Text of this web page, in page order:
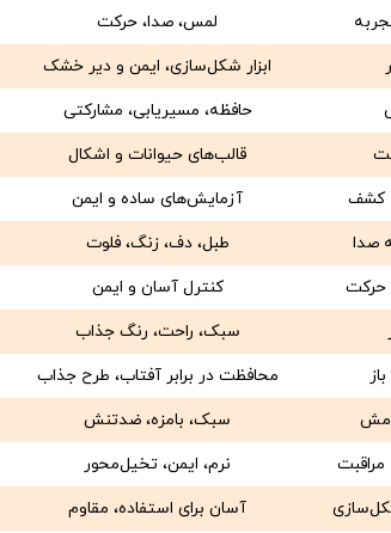
لمس، صدا، حرکت
ابزار شکل‌سازی، ایمن و دیر خشک
حافظه، مسیر‌یابی، مشارکتی
قالب‌های حیوانات و اشکال
آزمایش‌های ساده و ایمن کشف
طبل، دف، زنگ، فلوت صدا
کنترل آسان و ایمن حرکت
سبک، راحت، رنگ جذاب
محافظت در برابر آفتاب، طرح جذاب
سبک، بامزه، ضدتنش
نرم، ایمن، تخیل‌محور
آسان برای استفاده، مقاوم